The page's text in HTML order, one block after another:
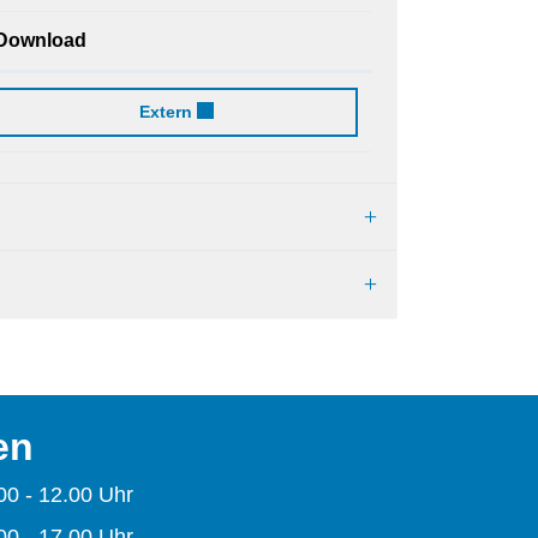
Arbeitslosenanmeldung
Extern
- 12.00 Uhr